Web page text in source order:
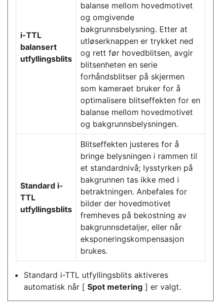
i-TTL
balansert
utfyllingsblits
balanse mellom hovedmotivet
og omgivende
bakgrunnsbelysning. Etter at
utløserknappen er trykket ned
og rett før hovedblitsen, avgir
blitsenheten en serie
forhåndsblitser på skjermen
som kameraet bruker for å
optimalisere blitseffekten for en
balanse mellom hovedmotivet
og bakgrunnsbelysningen.
Standard i-
TTL
utfyllingsblits
Blitseffekten justeres for å
bringe belysningen i rammen til
et standardnivå; lysstyrken på
bakgrunnen tas ikke med i
betraktningen. Anbefales for
bilder der hovedmotivet
fremheves på bekostning av
bakgrunnsdetaljer, eller når
eksponeringskompensasjon
brukes.
Standard i-TTL utfyllingsblits aktiveres
automatisk når [ Spot metering ] er valgt.